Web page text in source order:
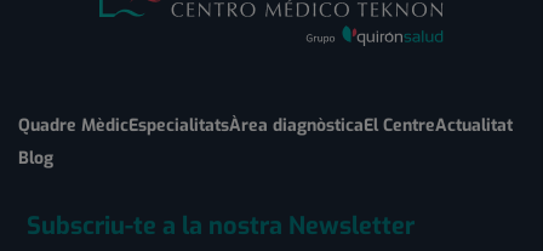
Quadre MèdicEspecialitatsÀrea diagnòsticaEl CentreActualitat
Blog
Subscriu-te a la nostra Newsletter